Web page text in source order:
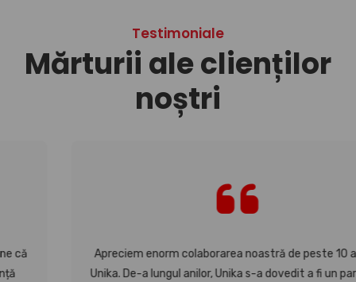
Testimoniale
Mărturii ale clienților
noștri
Apreciem enorm colaborarea noastră de peste 10 ani cu
Unika. De-a lungul anilor, Unika s-a dovedit a fi un partener